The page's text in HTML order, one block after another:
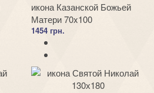
икона Казанской Божьей
Матери 70x100
1454 грн.